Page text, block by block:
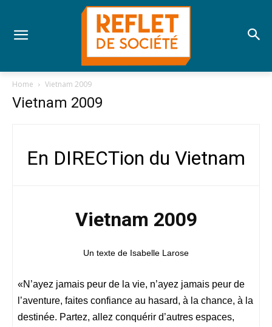
Home Vietnam 2009
Vietnam 2009
En DIRECTion du Vietnam
Vietnam 2009
Un texte de Isabelle Larose
«N’ayez jamais peur de la vie, n’ayez jamais peur de
l’aventure, faites confiance au hasard, à la chance, à la
destinée. Partez, allez conquérir d’autres espaces,